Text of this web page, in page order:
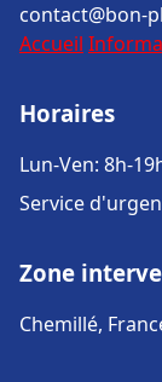
contact@bon-
Accueil
Horaires
Lun-Ven: 8h-
Service
Zone
Chemillé,